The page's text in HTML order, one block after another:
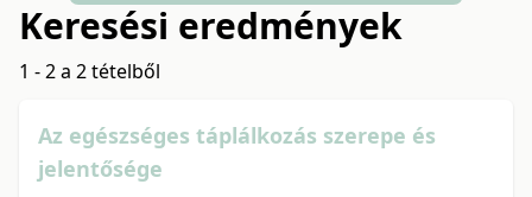
Keresési eredmények
1 - 2 a 2 tételből
Az egészséges táplálkozás szerepe és
jelentősége